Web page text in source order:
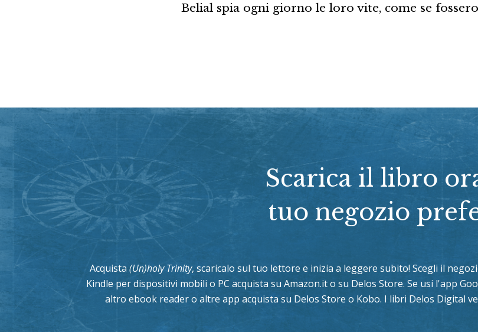
Belial spia ogni giorno le loro vite, come se
Scarica il libro
tuo negozio
Acquista (Un)holy Trinity, scaricalo sul tuo lettore e inizia a leggere subito! Scegli il
Kindle per dispositivi mobili o PC acquista su Amazon.it o su Delos Store. Se usi l'app
altro ebook reader o altre app acquista su Delos Store o Kobo. I libri Delos Digital